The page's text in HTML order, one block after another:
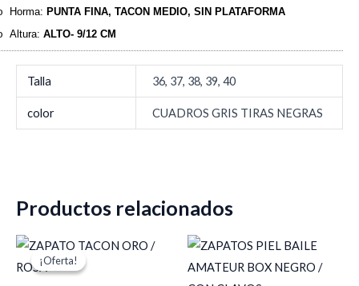
Horma: PUNTA FINA, TACON MEDIO, SIN PLATAFORMA
Altura: ALTO- 9/12 CM
Talla 36, 37, 38, 39, 40
color CUADROS GRIS TIRAS NEGRAS
Productos relacionados
¡Oferta!
¡Oferta!
El
precio
original
El
precio